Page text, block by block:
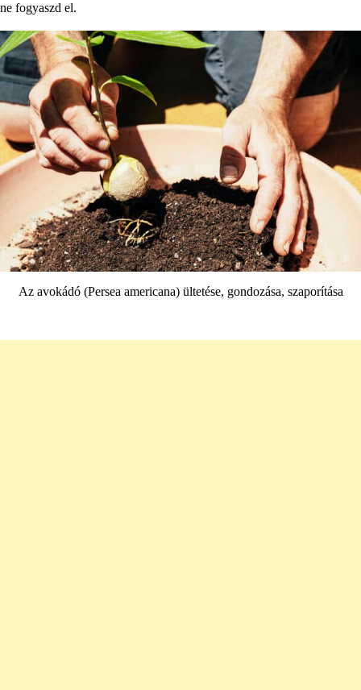
ne fogyaszd el.
Az avokádó (Persea americana) ültetése, gondozása, szaporítása